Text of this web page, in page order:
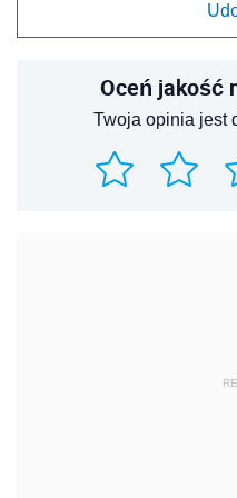
Oceń jakość
Twoja opinia jest